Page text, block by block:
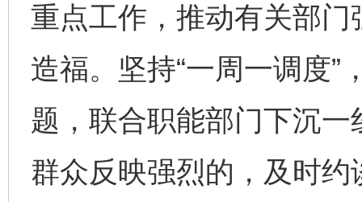
重点工作，推动有关部
造福。坚持“一周一调度
题，联合职能部门下沉
群众反映强烈的，及时